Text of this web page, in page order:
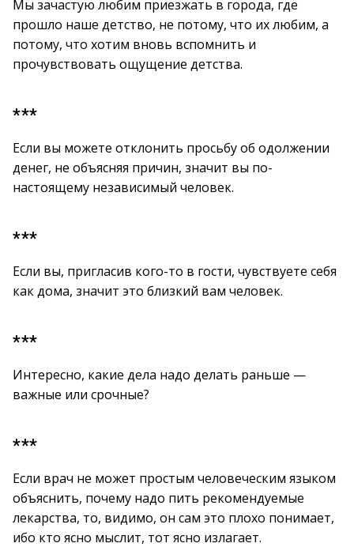
Мы зачастую любим приезжать в города, где
прошло наше детство, не потому, что их любим, а
потому, что хотим вновь вспомнить и
прочувствовать ощущение детства.
***
Если вы можете отклонить просьбу об одолжении
денег, не объясняя причин, значит вы по-
настоящему независимый человек.
***
Если вы, пригласив кого-то в гости, чувствуете себя
как дома, значит это близкий вам человек.
***
Интересно, какие дела надо делать раньше —
важные или срочные?
***
Если врач не может простым человеческим языком
объяснить, почему надо пить рекомендуемые
лекарства, то, видимо, он сам это плохо понимает,
ибо кто ясно мыслит, тот ясно излагает.